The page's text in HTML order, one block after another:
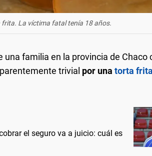
La víctima fatal tenía 18 años.
una familia en la provincia de Chaco
trivial por una torta frita
el seguro va a juicio: cuál es